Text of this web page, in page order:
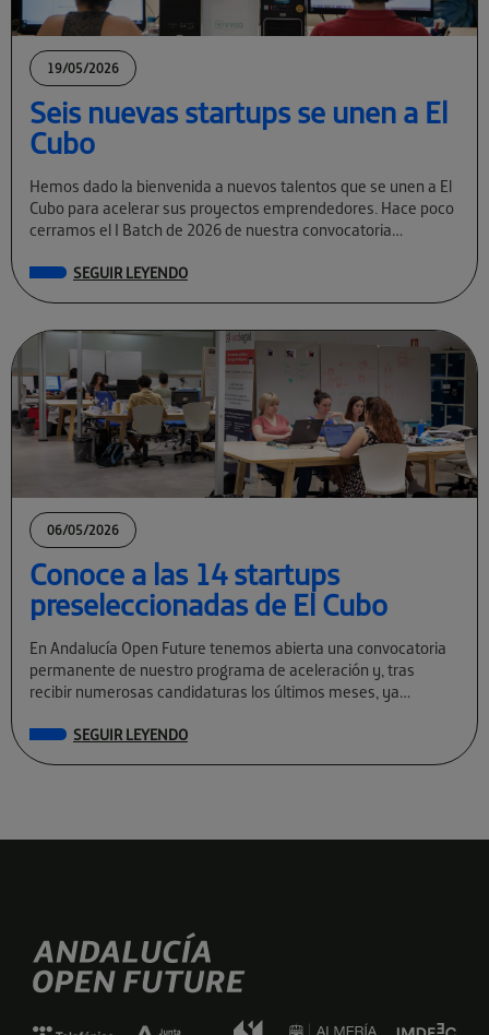
19/05/2026
Seis nuevas startups se unen a El
Cubo
Hemos dado la bienvenida a nuevos talentos que se unen a El
Cubo para acelerar sus proyectos emprendedores. Hace poco
cerramos el I Batch de 2026 de nuestra convocatoria
SEGUIR LEYENDO
06/05/2026
Conoce a las 14 startups
preseleccionadas de El Cubo
En Andalucía Open Future tenemos abierta una convocatoria
permanente de nuestro programa de aceleración y, tras
recibir numerosas candidaturas los últimos meses, ya
SEGUIR LEYENDO